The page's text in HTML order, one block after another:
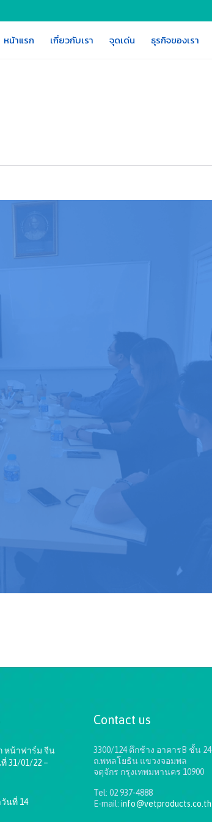
หน้าแรก เกี่ยวกับเรา จุดเด่น ธุรกิจของเรา
หน้าฟาร์ม จีน
31/01/22 –
นที่ 14
Contact us
3300/124 ตึกช้าง อาคารB ชั้น 24
ถ.พหลโยธิน แขวงจอมพล
จตุจักร กรุงเทพมหานคร 10900
Tel: 02 937-4888
E-mail: info@vetproducts.co.th